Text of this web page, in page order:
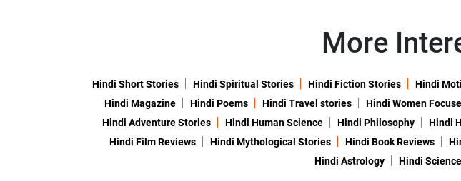
More
Hindi Short Stories Hindi Spiritual Stories Hindi Fiction Stories Hindi
Hindi Magazine
Hindi Poems Hindi Travel stories Hindi Women
Hindi Adventure Stories
Hindi Human Science Hindi Philosophy Hindi
Hindi Film Reviews
Hindi Mythological Stories Hindi Book Reviews
Hindi Astrology
Hindi Science